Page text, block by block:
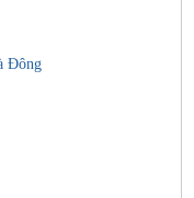
Đông